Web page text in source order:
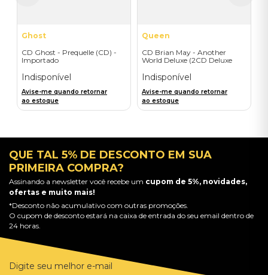
Ghost
CD Ghost - Prequelle (CD) -
Importado
Indisponível
Avise-me quando retornar
ao estoque
Queen
CD Brian May - Another
World Deluxe (2CD Deluxe
Indisponível
Avise-me quando retornar
ao estoque
QUE TAL 5% DE DESCONTO EM SUA
PRIMEIRA COMPRA?
Assinando a newsletter você recebe um cupom de 5%, novidades,
ofertas e muito mais!
*Desconto não acumulativo com outras promoções.
O cupom de desconto estará na caixa de entrada do seu email dentro de
24 horas.
Digite seu melhor e-mail